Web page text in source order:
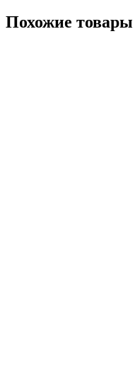
Похожие товары